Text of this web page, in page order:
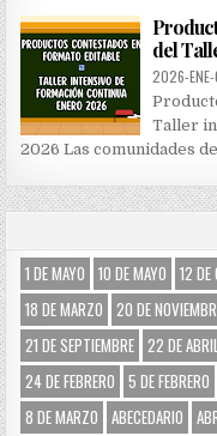
del
2026-
Taller
2026 Las comunidades
1 DE MAYO 10 DE MAYO 12 DE
18 DE MARZO
20 DE
21 DE SEPTIEMBRE 22 DE ABRIL
24 DE FEBRERO
5 DE FEBRERO
8 DE MARZO
ABECEDARIO